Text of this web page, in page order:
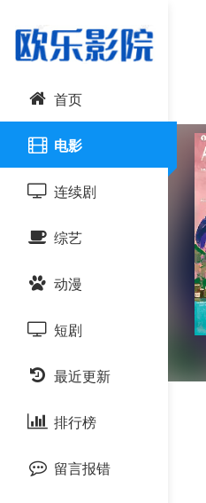
首页
电影
连续剧
国产剧
港台剧
日韩剧
欧美剧
泰国剧
综艺
大陆综艺
日韩综艺
港台综艺
欧美综艺
动漫
国产动漫
日韩动漫
欧美动漫
短剧
最近更新
排行榜
留言报错